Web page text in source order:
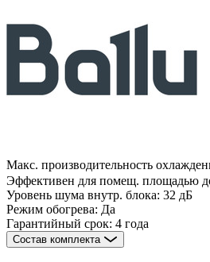
Макс. производительность
Эффективен для помещ. площадью
Уровень шума внутр. блока: 32 дБ
Режим обогрева: Да
Гарантийный срок: 4 года
Состав комплекта